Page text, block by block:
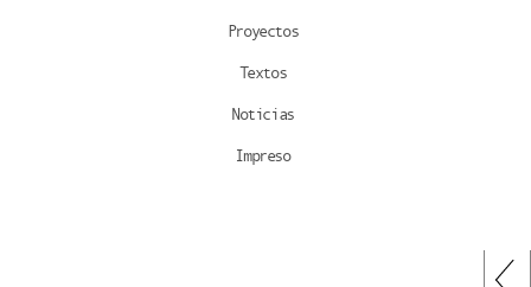
Proyectos
Textos
Noticias
Impreso